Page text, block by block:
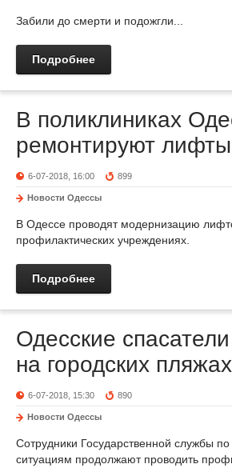
Забили до смерти и подожгли...
Подробнее
В поликлиниках
ремонтируют лифты
6-07-2018, 16:00 899
Новости Одессы
В Одессе проводят модернизацию
профилактических учреждениях.
Подробнее
Одесские
на городских пляжах
6-07-2018, 15:30 890
Новости Одессы
Сотрудники Государственной службы
ситуациям продолжают проводить